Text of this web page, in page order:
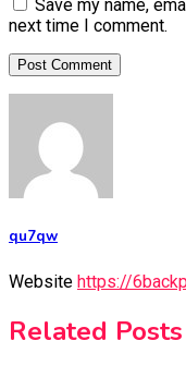
Save my name,
next time I comment.
qu7qw
Website https://
Related Posts